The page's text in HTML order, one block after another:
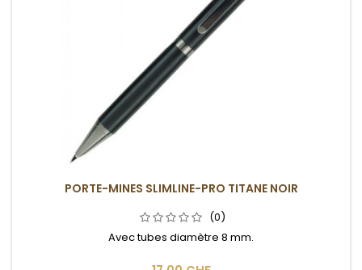
PORTE-MINES SLIMLINE-PRO TITANE NOIR
(0)
Avec tubes diamètre 8 mm.